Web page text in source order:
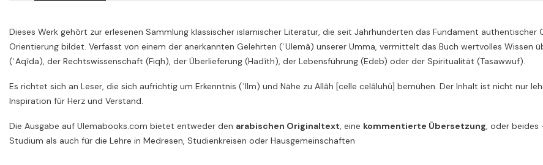
Dieses Werk gehört zur erlesenen Sammlung klassischer islamischer Literatur, die seit Jahrhunderten das Fundament
Orientierung bildet. Verfasst von einem der anerkannten Gelehrten (ʿUlemâ) unserer Umma, vermittelt das Buch wertvolles Wissen
(ʿAqîda), der Rechtswissenschaft (Fiqh), der Überlieferung (Hadîth), der Lebensführung (Edeb) oder der Spiritualität (Tasawwuf).
Es richtet sich an Leser, die sich aufrichtig um Erkenntnis (ʿIlm) und Nähe zu Allâh [celle celâluhû] bemühen. Der Inhalt ist nicht nur
Inspiration für Herz und Verstand.
Die Ausgabe auf Ulemabooks.com bietet entweder den arabischen Originaltext, eine kommentierte Übersetzung, oder beides
Studium als auch für die Lehre in Medresen, Studienkreisen oder Hausgemeinschaften